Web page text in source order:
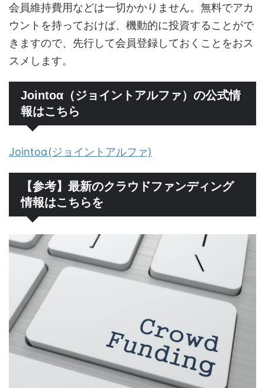
会員維持費用などは一切かかりません。無料でアカ
ウントを持っておけば、機動的に投資することがで
きますので、先行して会員登録しておくことをおス
スメします。
Jointoα（ジョイントアルファ）の公式情
報はこちら
Jointoα(ジョイントアルファ)
【参考】最新のクラウドファンディング
情報はこちらを